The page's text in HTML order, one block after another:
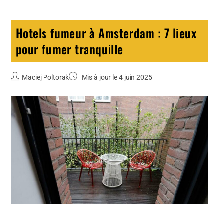
Hotels fumeur à Amsterdam : 7 lieux
pour fumer tranquille
Maciej Poltorak Mis à jour le 4 juin 2025